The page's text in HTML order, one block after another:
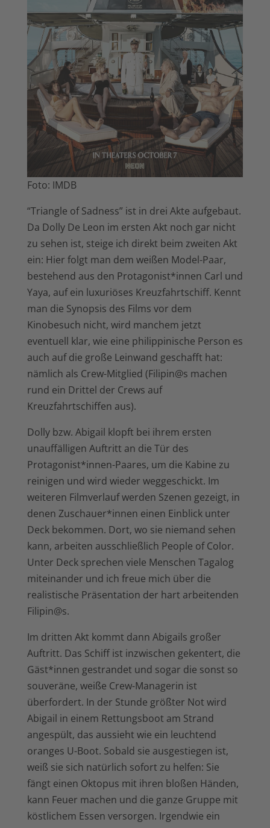
Foto: IMDB
“Triangle of Sadness” ist in drei Akte aufgebaut.
Da Dolly De Leon im ersten Akt noch gar nicht
zu sehen ist, steige ich direkt beim zweiten Akt
ein: Hier folgt man dem weißen Model-Paar,
bestehend aus den Protagonist*innen Carl und
Yaya, auf ein luxuriöses Kreuzfahrtschiff. Kennt
man die Synopsis des Films vor dem
Kinobesuch nicht, wird manchem jetzt
eventuell klar, wie eine philippinische Person es
auch auf die große Leinwand geschafft hat:
nämlich als Crew-Mitglied (Filipin@s machen
rund ein Drittel der Crews auf
Kreuzfahrtschiffen aus).
Dolly bzw. Abigail klopft bei ihrem ersten
unauffälligen Auftritt an die Tür des
Protagonist*innen-Paares, um die Kabine zu
reinigen und wird wieder weggeschickt. Im
weiteren Filmverlauf werden Szenen gezeigt, in
denen Zuschauer*innen einen Einblick unter
Deck bekommen. Dort, wo sie niemand sehen
kann, arbeiten ausschließlich People of Color.
Unter Deck sprechen viele Menschen Tagalog
miteinander und ich freue mich über die
realistische Präsentation der hart arbeitenden
Filipin@s.
Im dritten Akt kommt dann Abigails großer
Auftritt. Das Schiff ist inzwischen gekentert, die
Gäst*innen gestrandet und sogar die sonst so
souveräne, weiße Crew-Managerin ist
überfordert. In der Stunde größter Not wird
Abigail in einem Rettungsboot am Strand
angespült, das aussieht wie ein leuchtend
oranges U-Boot. Sobald sie ausgestiegen ist,
weiß sie sich natürlich sofort zu helfen: Sie
fängt einen Oktopus mit ihren bloßen Händen,
kann Feuer machen und die ganze Gruppe mit
köstlichem Essen versorgen. Irgendwie ein